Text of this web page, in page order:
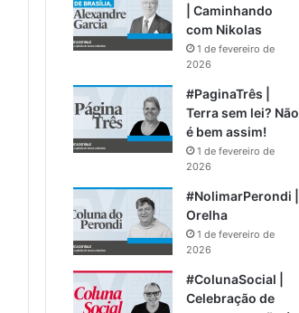
| Caminhando
com Nikolas
1 de fevereiro de
2026
#PaginaTrês |
Terra sem lei? Não
é bem assim!
1 de fevereiro de
2026
#NolimarPerondi |
Orelha
1 de fevereiro de
2026
#ColunaSocial |
Celebração de